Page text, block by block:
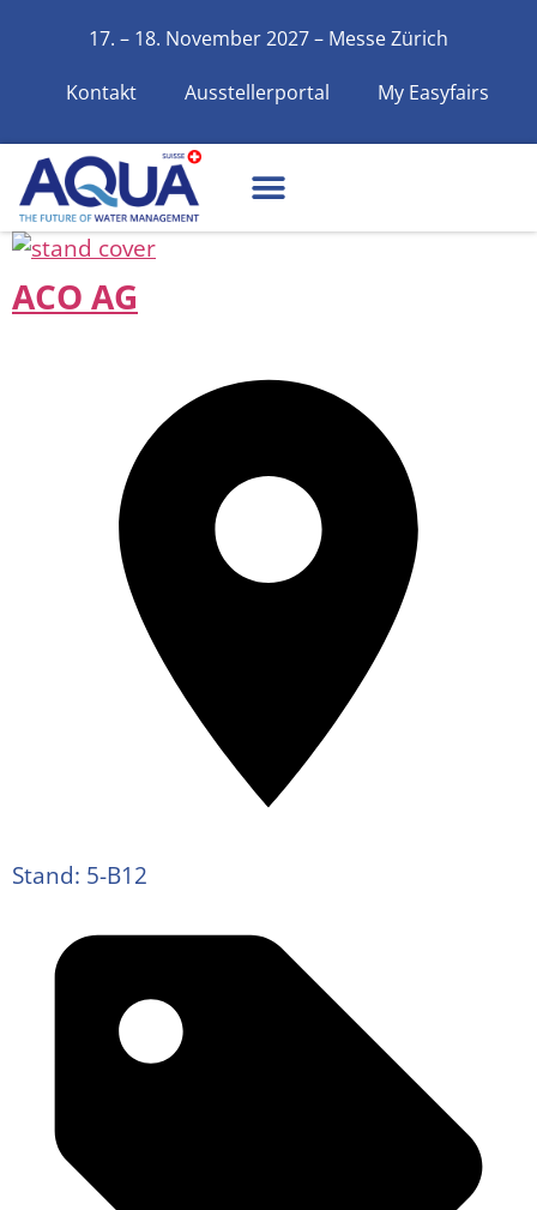
17. – 18. November 2027 – Messe Zürich
Kontakt Ausstellerportal My Easyfairs
ACO AG
Stand: 5-B12